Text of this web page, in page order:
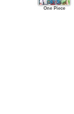
One Piece